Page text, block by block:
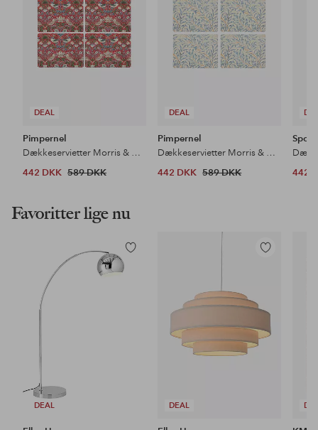
DEAL
Pimpernel
Dækkeservietter Morris & Co Strawberry Thief Red 4-pak
442 DKK 589 DKK
DEAL
Pimpernel
Dækkeservietter Morris & Co Willow Bough Blue 4-pak
442 DKK 589 DKK 442
Favoritter lige nu
DEAL
Tilføj
til
DEAL
Tilføj